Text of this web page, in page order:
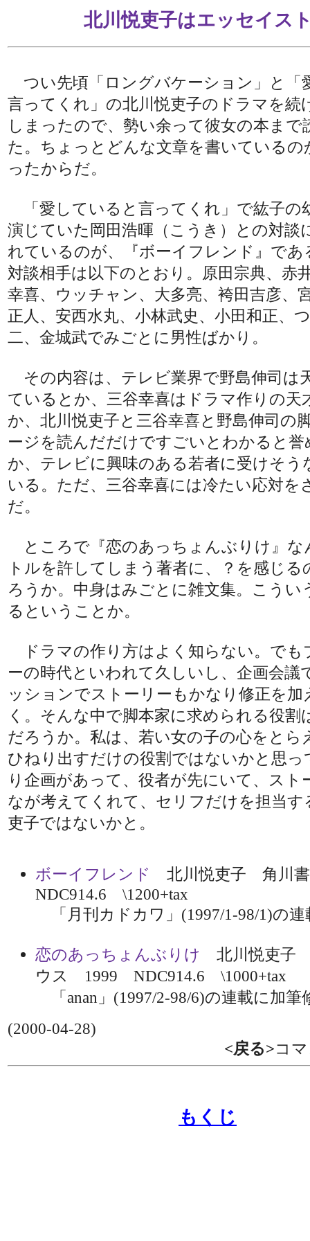
北川悦吏子はエッセイス
つい先頃「ロングバケーション」と「
言ってくれ」の北川悦吏子のドラマを続
しまったので、勢い余って彼女の本まで
た。ちょっとどんな文章を書いているの
ったからだ。
「愛していると言ってくれ」で紘子の
演じていた岡田浩暉（こうき）との対談
れているのが、『ボーイフレンド』であ
対談相手は以下のとおり。原田宗典、赤
幸喜、ウッチャン、大多亮、袴田吉彦、
正人、安西水丸、小林武史、小田和正、
二、金城武でみごとに男性ばかり。
その内容は、テレビ業界で野島伸司は
ているとか、三谷幸喜はドラマ作りの天
か、北川悦吏子と三谷幸喜と野島伸司の
ージを読んだだけですごいとわかると
か、テレビに興味のある若者に受けそう
いる。ただ、三谷幸喜には冷たい応対を
だ。
ところで『恋のあっちょんぶりけ』な
トルを許してしまう著者に、？を感じる
ろうか。中身はみごとに雑文集。こうい
るということか。
ドラマの作り方はよく知らない。でも
ーの時代といわれて久しいし、企画会議
ッションでストーリーもかなり修正を加
く。そんな中で脚本家に求められる役割
だろうか。私は、若い女の子の心をとら
ひねり出すだけの役割ではないかと思っ
り企画があって、役者が先にいて、スト
なが考えてくれて、セリフだけを担当す
吏子ではないかと。
ボーイフレンド
北川悦吏子 角川
NDC914.6 \1200+tax
「月刊カドカワ」(1997/1-98/1)の連
恋のあっちょんぶりけ
北川悦吏子
ウス 1999 NDC914.6 \1000+tax
「anan」(1997/2-98/6)の連載に加筆
(2000-04-28)
<戻る>コ
もくじ